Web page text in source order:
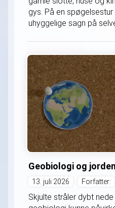
gys. På en
uhyggelige sagn på
Geobiologi og
13. juli 2026 Forfatter:
Skjulte stråler dybt